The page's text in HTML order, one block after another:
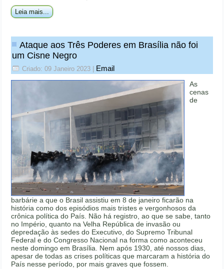
Leia mais...
Ataque aos Três Poderes em Brasília não foi
um Cisne Negro
Criado: 09 Janeiro 2023 | Email
As
cenas
de
barbárie a que o Brasil assistiu em 8 de janeiro ficarão na
história como dos episódios mais tristes e vergonhosos da
crônica política do País. Não há registro, ao que se sabe, tanto
no Império, quanto na Velha República de invasão ou
depredação às sedes do Executivo, do Supremo Tribunal
Federal e do Congresso Nacional na forma como aconteceu
neste domingo em Brasília. Nem após 1930, até nossos dias,
apesar de todas as crises políticas que marcaram a história do
País nesse período, por mais graves que fossem.